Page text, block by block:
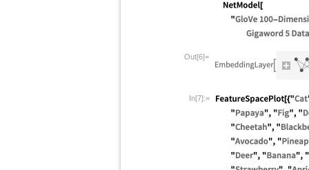
Out[6]=
In[7]:=